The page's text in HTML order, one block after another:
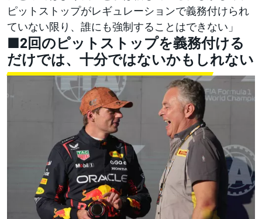
ピットストップがレギュレーションで義務付けられ
ていない限り、誰にも強制することはできない」
■2回のピットストップを義務付ける
だけでは、十分ではないかもしれない